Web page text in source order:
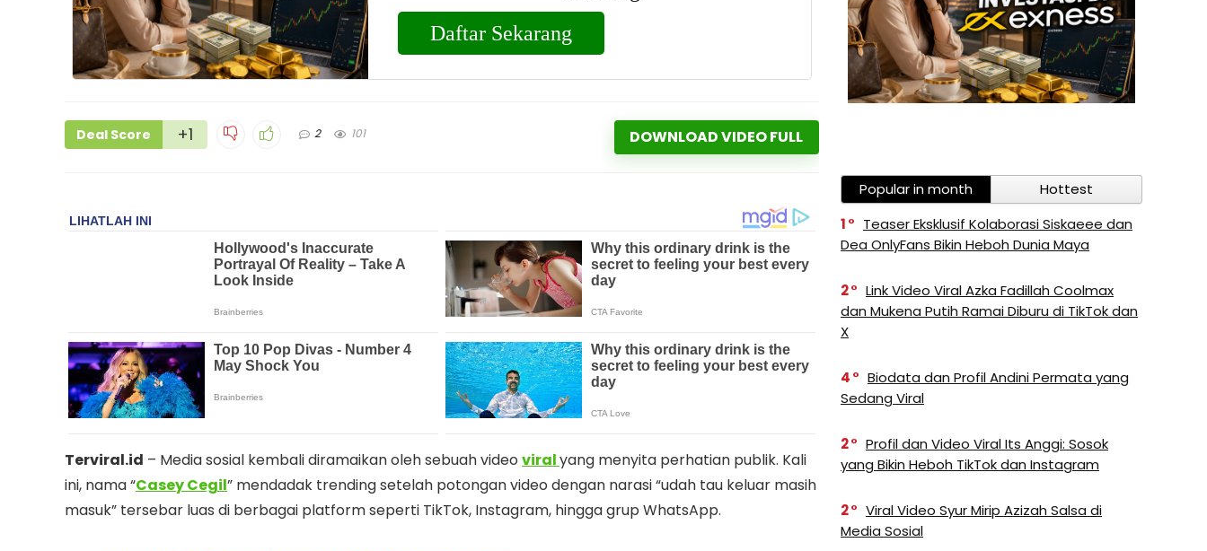
Deal Score +1 2 101 DOWNLOAD VIDEO FULL
Terviral.id – Media sosial kembali diramaikan oleh sebuah video viralyang menyita perhatian publik. Kali
ini, nama “Casey Cegil” mendadak trending setelah potongan video dengan narasi “udah tau keluar masih
masuk” tersebar luas di berbagai platform seperti TikTok, Instagram, hingga grup WhatsApp.
Popular in month
Hottest
1
Teaser Eksklusif Kolaborasi Siskaeee dan
Dea OnlyFans Bikin Heboh Dunia Maya
2
Link Video Viral Azka Fadillah Coolmax
dan Mukena Putih Ramai Diburu di TikTok dan
X
4
Biodata dan Profil Andini Permata yang
Sedang Viral
2
Profil dan Video Viral Its Anggi: Sosok
yang Bikin Heboh TikTok dan Instagram
2
Viral Video Syur Mirip Azizah Salsa di
Media Sosial